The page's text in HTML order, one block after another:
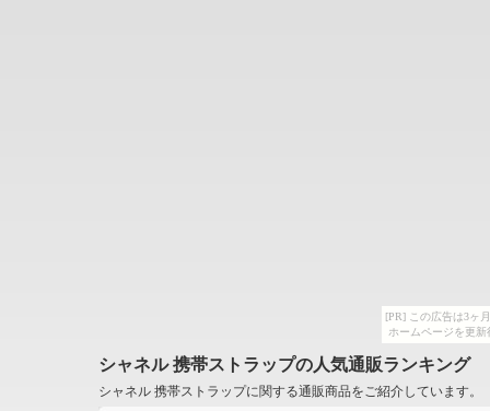
[PR] この広告は3ヶ
ホームページを更
シャネル 携帯ストラップの人気通販ランキング
シャネル 携帯ストラップに関する通販商品をご紹介しています。